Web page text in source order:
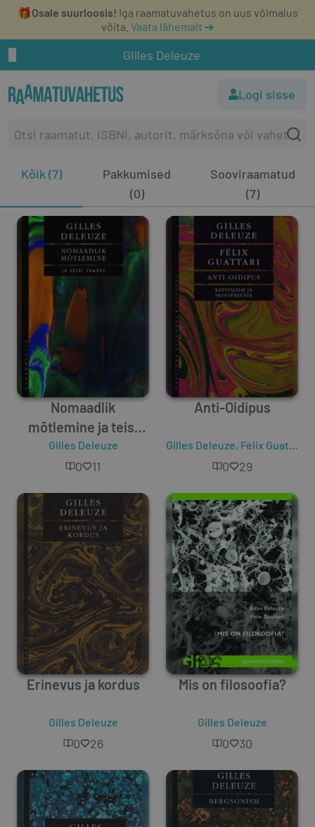
🎁Osale suurloosis! Iga raamatuvahetus on uus võimalus
võita. Vaata lähemalt ➔
Gilles Deleuze
Logi sisse
Kõik (7)
Pakkumised
(0)
Sooviraamatud
(7)
Nomaadlik
mõtlemine ja teisi
tekste
Gilles Deleuze
0 11
Anti-Oidipus
Gilles Deleuze, Félix Guattari
0 29
Erinevus ja kordus
Gilles Deleuze
0 26
Mis on filosoofia?
Gilles Deleuze
0 30